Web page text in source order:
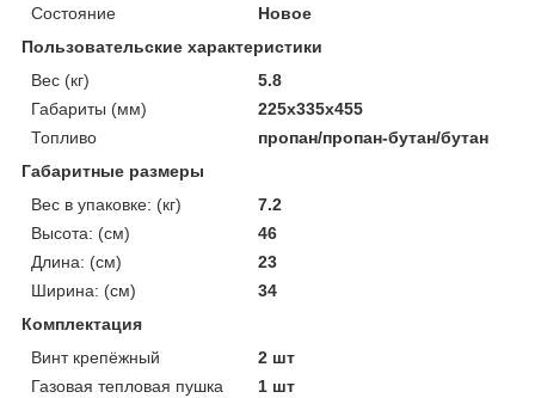
Состояние
Новое
Пользовательские характеристики
Вес (кг)
5.8
Габариты (мм)
225x335x455
Топливо
пропан/пропан-бутан/бутан
Габаритные размеры
Вес в упаковке: (кг)
7.2
Высота: (см)
46
Длина: (см)
23
Ширина: (см)
34
Комплектация
Винт крепёжный
2 шт
Газовая тепловая пушка
1 шт